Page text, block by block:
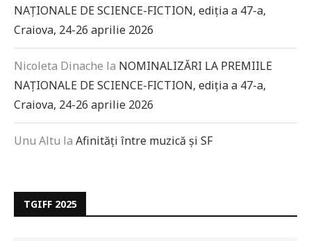
NAȚIONALE DE SCIENCE-FICTION, ediția a 47-a,
Craiova, 24-26 aprilie 2026
Nicoleta Dinache la NOMINALIZĂRI LA PREMIILE
NAȚIONALE DE SCIENCE-FICTION, ediția a 47-a,
Craiova, 24-26 aprilie 2026
Unu Altu la Afinități între muzică și SF
TGIFF 2025